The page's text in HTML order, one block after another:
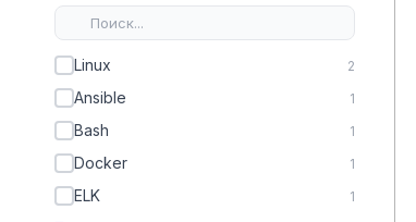
Linux 2
Ansible 1
Bash 1
Docker 1
ELK 1